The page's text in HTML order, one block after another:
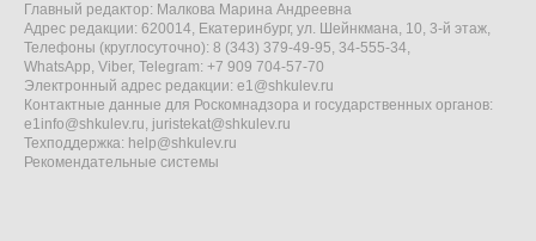
Главный редактор: Малкова Марина Андреевна
Адрес редакции: 620014, Екатеринбург, ул. Шейнкмана, 10, 3-й этаж,
Телефоны (круглосуточно): 8 (343) 379-49-95, 34-555-34,
WhatsApp, Viber, Telegram: +7 909 704-57-70
Электронный адрес редакции: e1@shkulev.ru
Контактные данные для Роскомнадзора и государственных органов:
e1info@shkulev.ru, juristekat@shkulev.ru
Техподдержка: help@shkulev.ru
Рекомендательные системы